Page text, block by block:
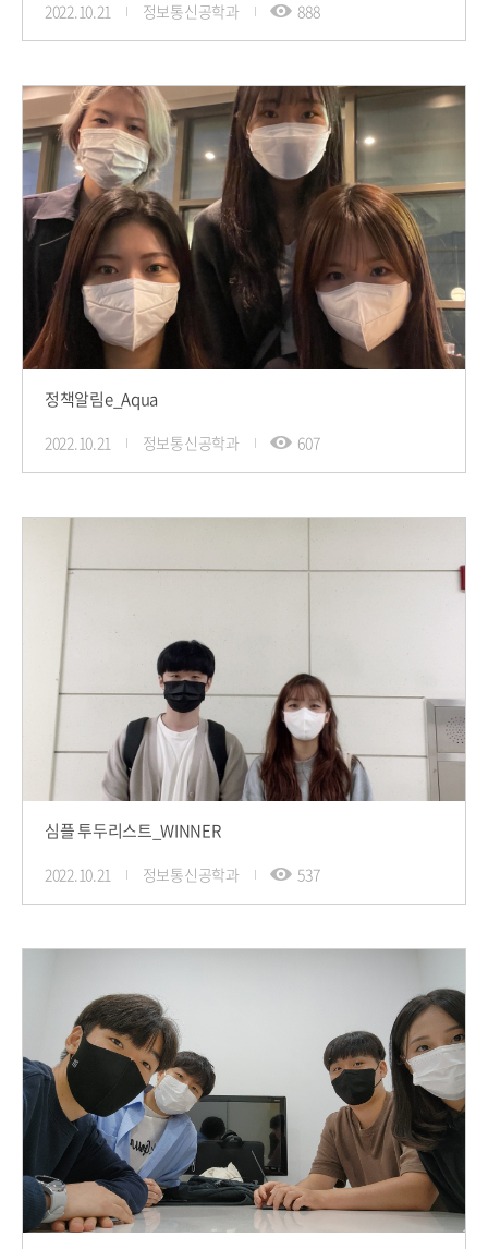
2022.10.21 정보통신공학과 888
정책알림e_Aqua
2022.10.21 정보통신공학과 607
심플 투두리스트_WINNER
2022.10.21 정보통신공학과 537